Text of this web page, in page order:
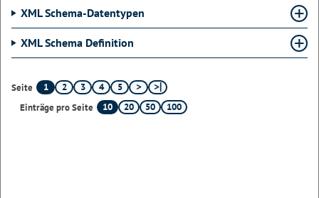
XML Schema-Datentypen
XML Schema Definition
Seite 1 2 3 4
5
Einträge pro Seite
10 20 50 100